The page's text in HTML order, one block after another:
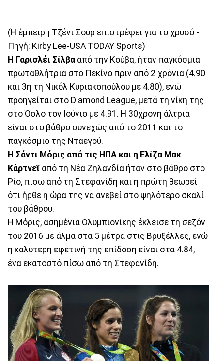
(Η έμπειρη Τζένι Σουρ επιστρέφει για το χρυσό -
Πηγή: Kirby Lee-USA TODAY Sports)
Η Γαρισλέι Σίλβα από την Κούβα, ήταν παγκόσμια
πρωταθλήτρια στο Πεκίνο πριν από 2 χρόνια (4.90
και 3η τη Νικόλ Κυριακοπούλου με 4.80), ενώ
προηγείται στο Diamond League, μετά τη νίκη της
στο Όσλο τον Ιούνιο με 4.91. Η 30χρονη άλτρια
είναι στο βάθρο συνεχώς από το 2011 και το
παγκόσμιο της Νταεγού.
Η Σάντι Μόρις από τις ΗΠΑ και η Ελίζα Μακ
Κάρτνεϊ από τη Νέα Ζηλανδία ήταν στο βάθρο στο
Ρίο, πίσω από τη Στεφανίδη και η πρώτη θεωρεί
ότι ήρθε η ώρα της να ανεβεί στο ψηλότερο σκαλί
του βάθρου.
Η Μόρις, ασημένια Ολυμπιονίκης έκλεισε τη σεζόν
του 2016 με άλμα στα 5 μέτρα στις Βρυξέλλες, ενώ
η καλύτερη εφετινή της επίδοση είναι στα 4.84,
ένα εκατοστό πίσω από τη Στεφανίδη.